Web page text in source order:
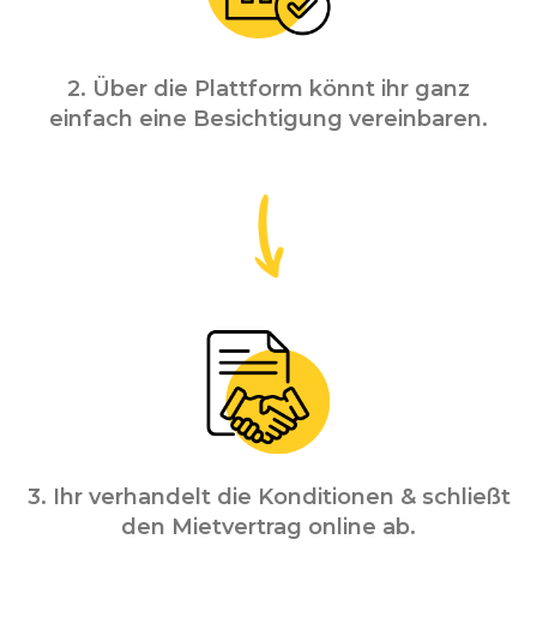
2. Über die Plattform könnt ihr ganz
einfach eine Besichtigung vereinbaren.
3. Ihr verhandelt die Konditionen & schließt
den Mietvertrag online ab.